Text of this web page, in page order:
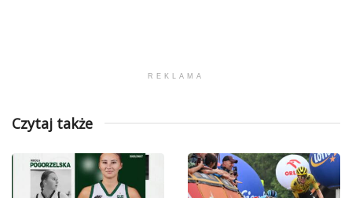
REKLAMA
Czytaj także